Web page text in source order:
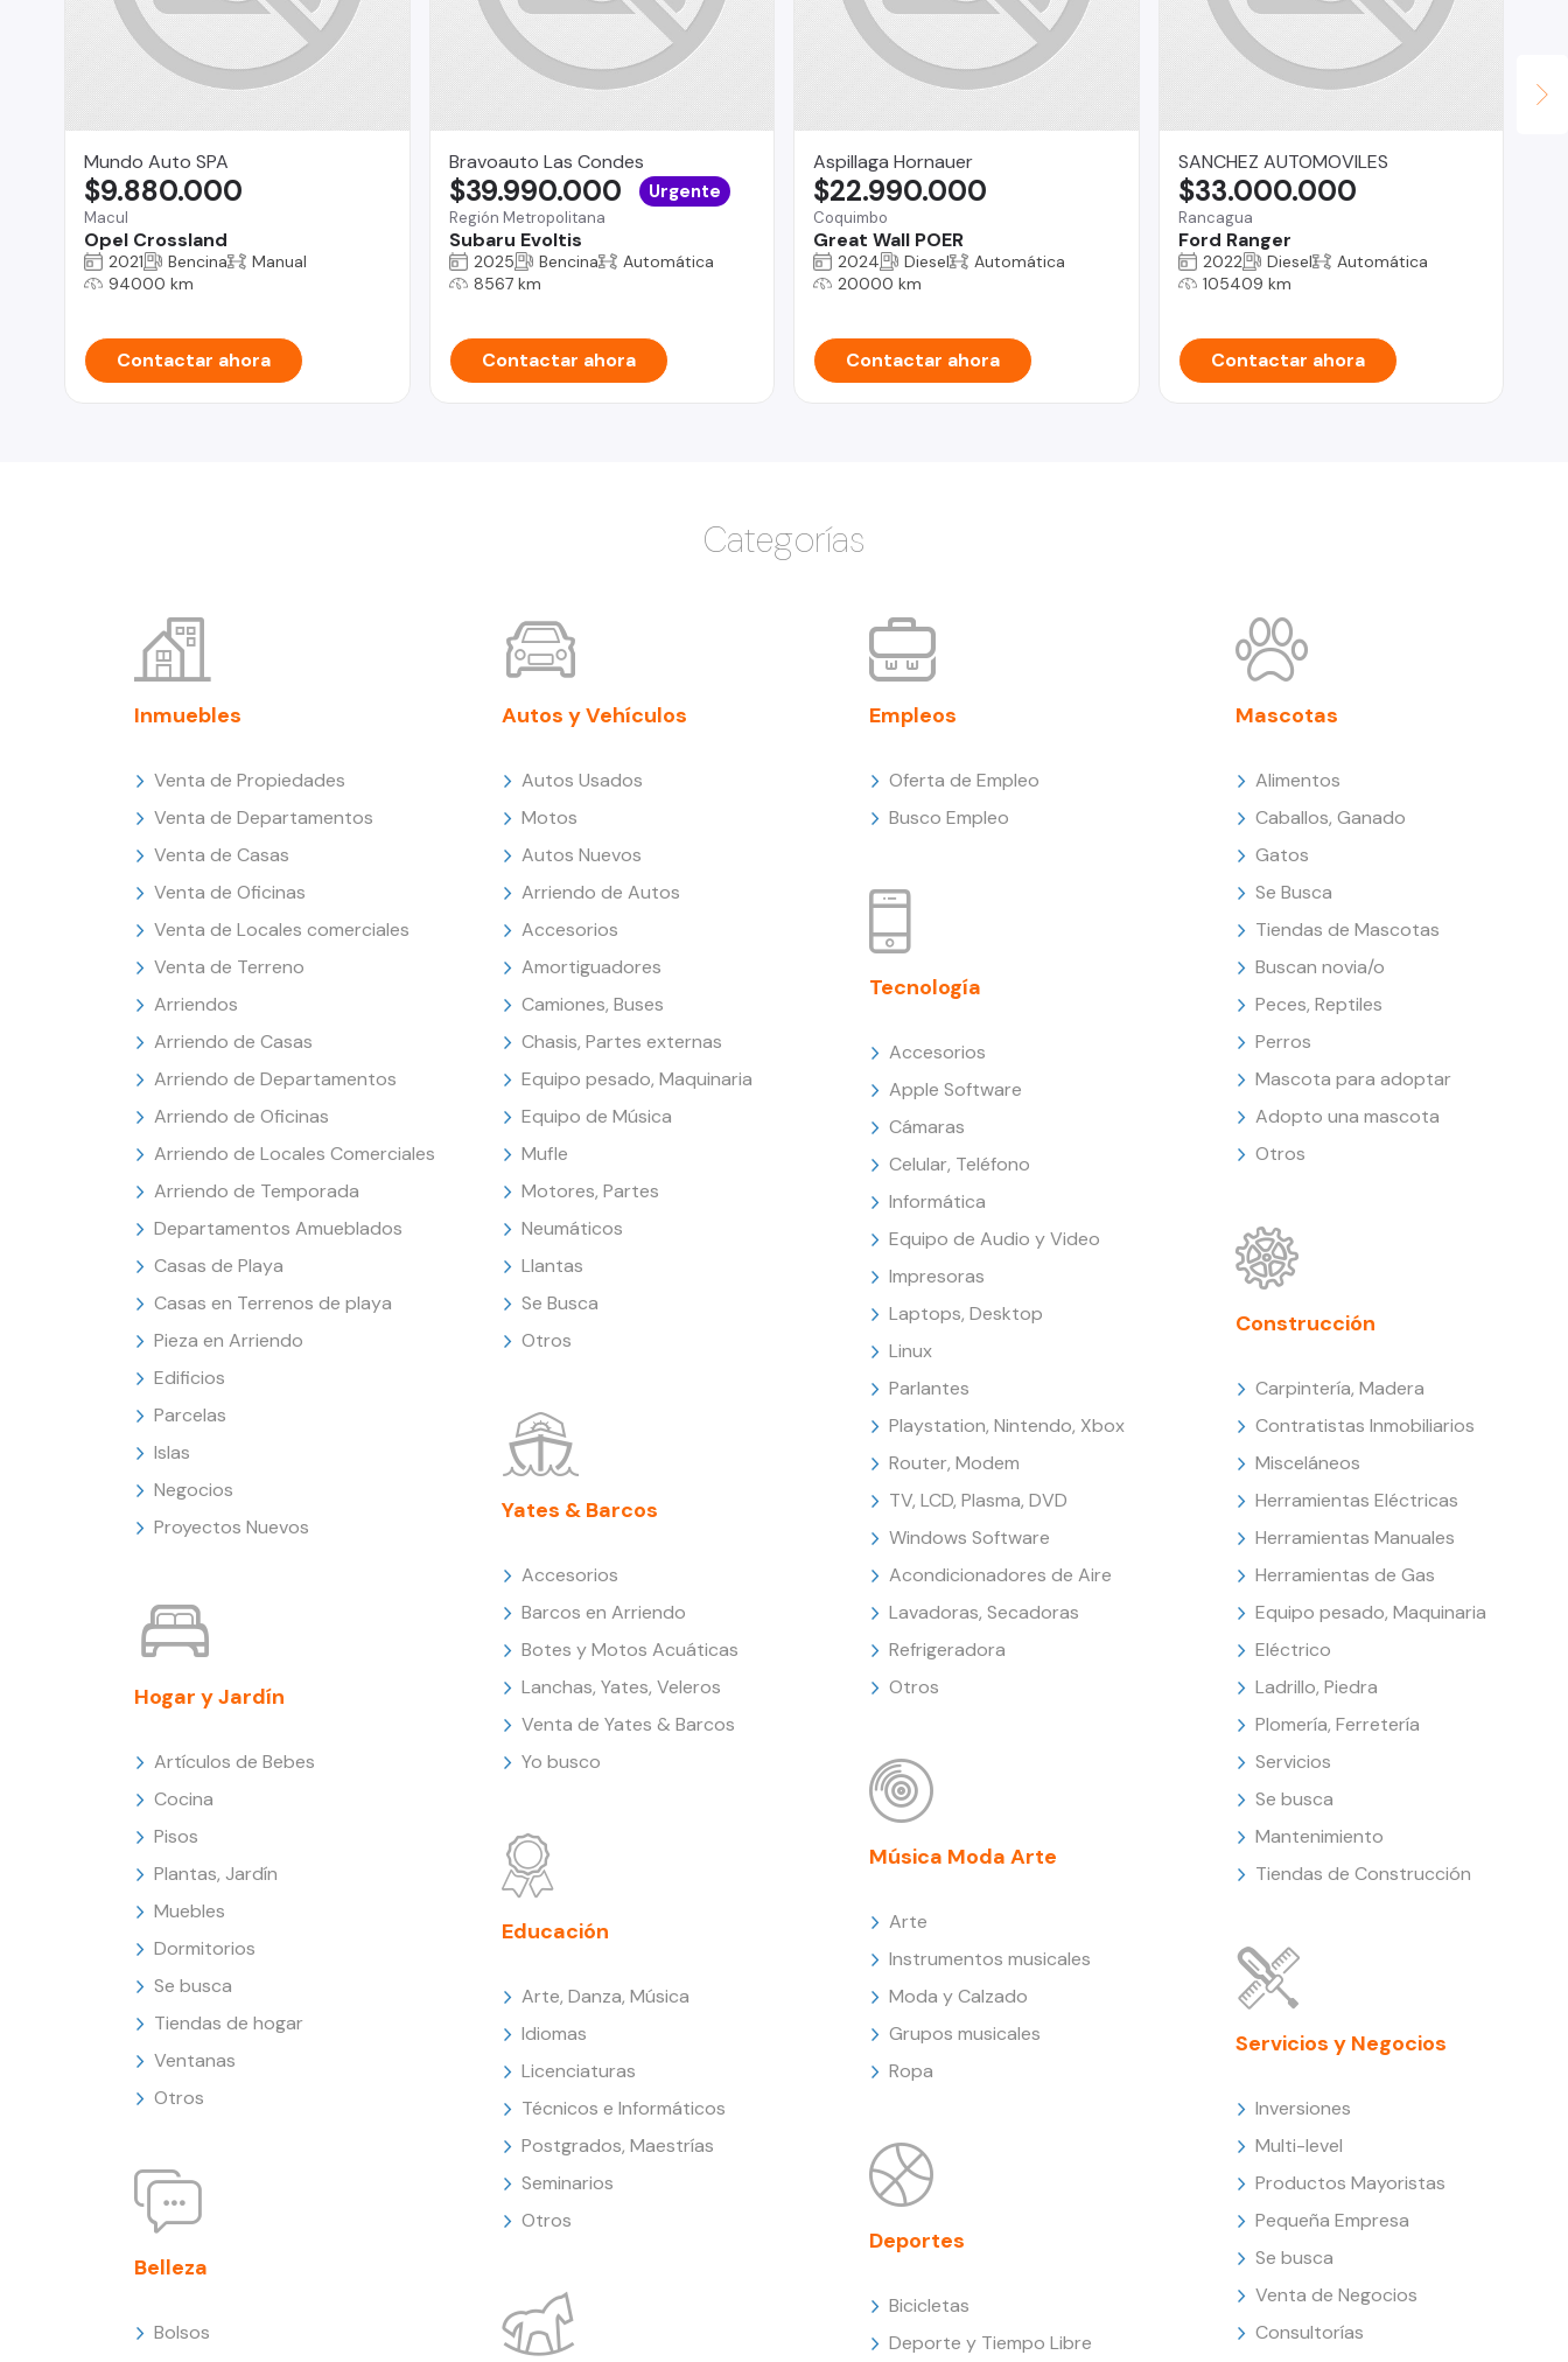
Mundo Auto SPA
Macul
Opel Crossland
$9.880.000
2021 Bencina
Manual
94000 km
Contactar ahora
Bravoauto Las Condes
Región Metropolitana
Subaru Evoltis
$39.990.000 Urgente
2025 Bencina
Automática
8567 km
Contactar ahora
Aspillaga Hornauer
Coquimbo
Great Wall POER
$22.990.000
2024 Diesel
Automática
20000 km
Contactar ahora
SANCHEZ AUTOMOVILES
Rancagua
Ford Ranger
$33.000.000
2022 Diesel
Automática
105409 km
Contactar ahora
Categorías
Inmuebles
Venta de Propiedades
Venta de Departamentos
Venta de Casas
Venta de Oficinas
Venta de Locales comerciales
Venta de Terreno
Arriendos
Arriendo de Casas
Arriendo de Departamentos
Arriendo de Oficinas
Arriendo de Locales Comerciales
Arriendo de Temporada
Departamentos Amueblados
Casas de Playa
Casas en Terrenos de playa
Pieza en Arriendo
Edificios
Parcelas
Islas
Negocios
Proyectos Nuevos
Hogar y Jardín
Artículos de Bebes
Cocina
Pisos
Plantas, Jardín
Muebles
Dormitorios
Se busca
Tiendas de hogar
Ventanas
Otros
Belleza
Bolsos
Autos y Vehículos
Autos Usados
Motos
Autos Nuevos
Arriendo de Autos
Accesorios
Amortiguadores
Camiones, Buses
Chasis, Partes externas
Equipo pesado, Maquinaria
Equipo de Música
Mufle
Motores, Partes
Neumáticos
Llantas
Se Busca
Otros
Yates & Barcos
Accesorios
Barcos en Arriendo
Botes y Motos Acuáticas
Lanchas, Yates, Veleros
Venta de Yates & Barcos
Yo busco
Educación
Arte, Danza, Música
Idiomas
Licenciaturas
Técnicos e Informáticos
Postgrados, Maestrías
Seminarios
Otros
Empleos
Oferta de Empleo
Busco Empleo
Tecnología
Accesorios
Apple Software
Cámaras
Celular, Teléfono
Informática
Equipo de Audio y Video
Impresoras
Laptops, Desktop
Linux
Parlantes
Playstation, Nintendo, Xbox
Router, Modem
TV, LCD, Plasma, DVD
Windows Software
Acondicionadores de Aire
Lavadoras, Secadoras
Refrigeradora
Otros
Música Moda Arte
Arte
Instrumentos musicales
Moda y Calzado
Grupos musicales
Ropa
Deportes
Bicicletas
Deporte y Tiempo Libre
Mascotas
Alimentos
Caballos, Ganado
Gatos
Se Busca
Tiendas de Mascotas
Buscan novia/o
Peces, Reptiles
Perros
Mascota para adoptar
Adopto una mascota
Otros
Construcción
Carpintería, Madera
Contratistas Inmobiliarios
Misceláneos
Herramientas Eléctricas
Herramientas Manuales
Herramientas de Gas
Equipo pesado, Maquinaria
Eléctrico
Ladrillo, Piedra
Plomería, Ferretería
Servicios
Se busca
Mantenimiento
Tiendas de Construcción
Servicios y Negocios
Inversiones
Multi-level
Productos Mayoristas
Pequeña Empresa
Se busca
Venta de Negocios
Consultorías